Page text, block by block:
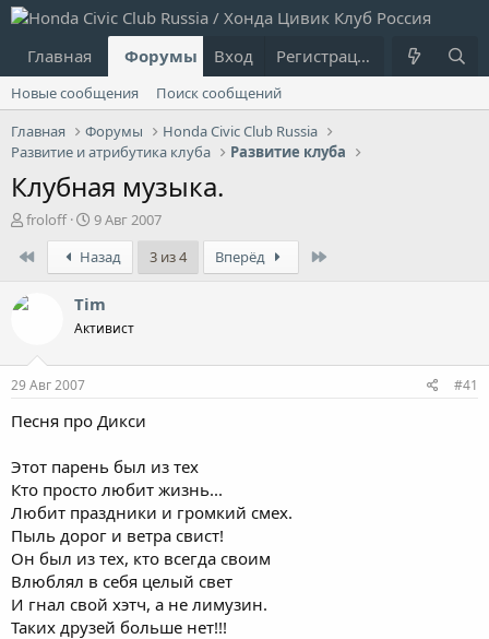
Главная Форумы Что нового?
Вход Регистрация
Новые сообщения
Поиск сообщений
Главная
Форумы
Honda Civic Club Russia
Развитие и атрибутика клуба
Развитие клуба
Клубная музыка.
А
т
р
т
ы
froloff
Д
а
т
а
н
а
ч
9 Авг 2007
Назад 3 из 4 Вперёд
Tim
Активист
29 Авг 2007 #41
Песня про Дикси
Этот парень был из тех
Кто просто любит жизнь...
Любит праздники и громкий смех.
Пыль дорог и ветра свист!
Он был из тех, кто всегда своим
Влюблял в себя целый свет
И гнал свой хэтч, а не лимузин.
Таких друзей больше нет!!!